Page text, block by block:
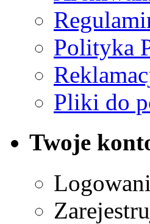
Polityka
Pliki do
Twoje